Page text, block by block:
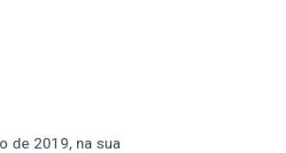
de 2019, na sua